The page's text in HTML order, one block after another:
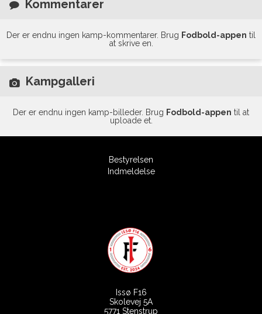
Kommentarer
Der er endnu ingen kamp-kommentarer. Brug Fodbold-appen til
at skrive en.
Kampgalleri
Der er endnu ingen kamp-billeder. Brug Fodbold-appen til at
uploade et.
Bestyrelsen
Indmeldelse
Issø F16
Skolevej 5A
5771 Stenstrup